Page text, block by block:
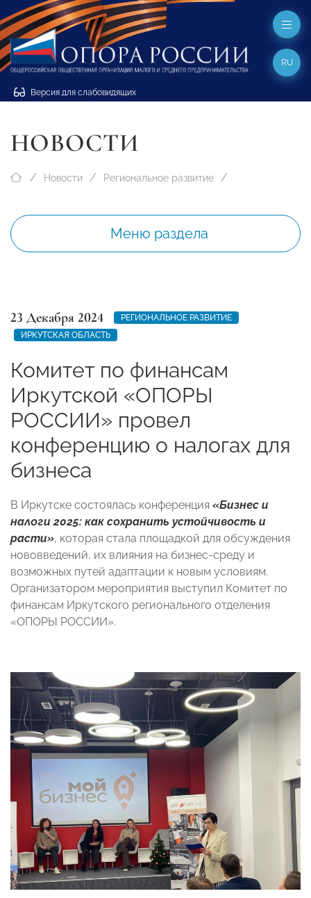
Версия для слабовидящих
RU
НОВОСТИ
Новости Региональное развитие
Меню раздела
23 Декабря 2024
РЕГИОНАЛЬНОЕ РАЗВИТИЕ
ИРКУТСКАЯ ОБЛАСТЬ
Комитет по финансам
Иркутской «ОПОРЫ
РОССИИ» провел
конференцию о налогах для
бизнеса
В Иркутске состоялась конференция «Бизнес и
налоги 2025: как сохранить устойчивость и
расти», которая стала площадкой для обсуждения
нововведений, их влияния на бизнес-среду и
возможных путей адаптации к новым условиям.
Организатором мероприятия выступил Комитет по
финансам Иркутского регионального отделения
«ОПОРЫ РОССИИ».